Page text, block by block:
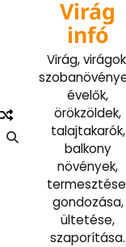
Virág
infó
Virág,
évelők,
örökzöldek,
talajtakarók,
balkony
növények,
gondozása,
ültetése,
szaporítása.